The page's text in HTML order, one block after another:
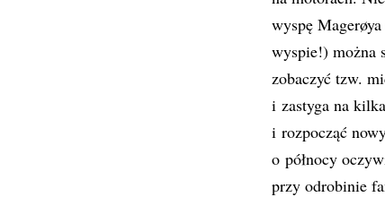
wyspę
wyspie!) można
zobaczyć tzw.
i zastyga na
i rozpocząć
o północy
przy odrobinie